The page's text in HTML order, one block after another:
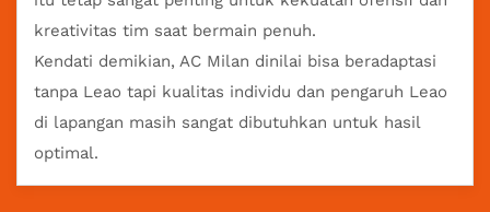
kreativitas tim saat bermain penuh.
Kendati demikian, AC Milan dinilai bisa beradaptasi
tanpa Leao tapi kualitas individu dan pengaruh Leao
di lapangan masih sangat dibutuhkan untuk hasil
optimal.